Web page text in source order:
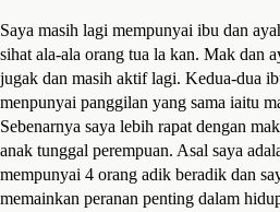
Saya masih lagi mempunyai ibu dan
sihat ala-ala orang tua la kan. Mak dan
jugak dan masih aktif lagi. Kedua-dua
menpunyai panggilan yang sama iaitu
Sebenarnya saya lebih rapat dengan
anak tunggal perempuan. Asal saya
mempunyai 4 orang adik beradik dan
memainkan peranan penting dalam